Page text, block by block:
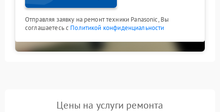
Отправляя заявку на ремонт техники Panasonic, Вы
соглашаетесь с Политикой конфиденциальности
Цены на услуги ремонта